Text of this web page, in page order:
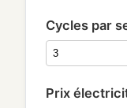
Cycles par
Prix